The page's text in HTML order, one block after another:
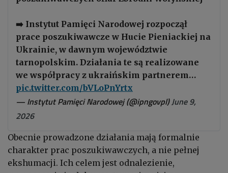
➡️ Instytut Pamięci Narodowej rozpoczął
prace poszukiwawcze w Hucie Pieniackiej na
Ukrainie, w dawnym województwie
tarnopolskim. Działania te są realizowane
we współpracy z ukraińskim partnerem…
pic.twitter.com/bVLoPnYrtx
— Instytut Pamięci Narodowej (@ipngovpl)June 9,
2026
Obecnie prowadzone działania mają formalnie
charakter prac poszukiwawczych, a nie pełnej
ekshumacji. Ich celem jest odnalezienie,